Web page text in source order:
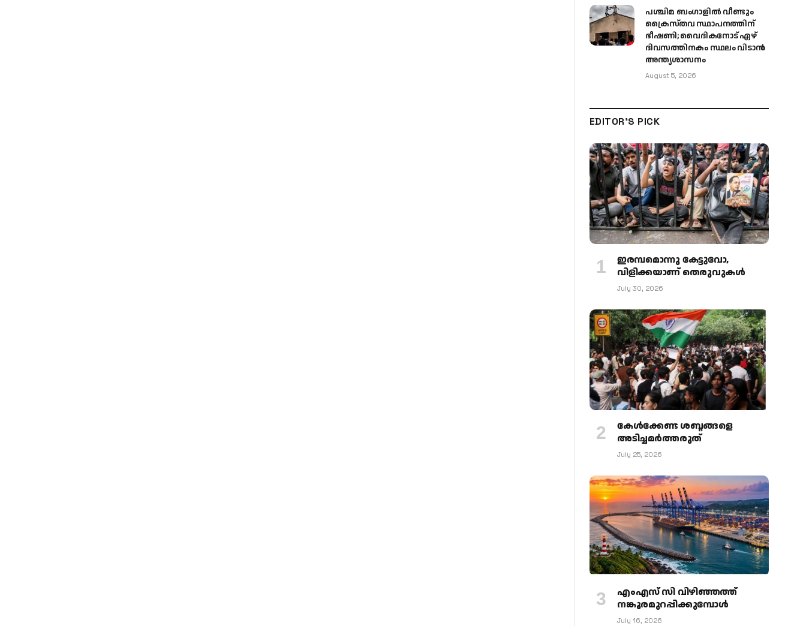
പശ്ചിമ ബംഗാളിൽ വീണ്ടും
ക്രൈസ്തവ സ്ഥാപനത്തിന്
ഭീഷണി; വൈദികനോട് ഏഴ്
ദിവസത്തിനകം സ്ഥലം വിടാൻ
അന്ത്യശാസനം
August 5, 2026
EDITOR'S PICK
ഇരമ്പമൊന്നു കേട്ടുവോ,
വിളിക്കയാണ് തെരുവുകള്‍
July 30, 2026
കേള്‍ക്കേണ്ട ശബ്ദങ്ങളെ
അടിച്ചമര്‍ത്തരുത്
July 25, 2026
എംഎസ് സി വിഴിഞ്ഞത്ത്
നങ്കൂരമുറപ്പിക്കുമ്പോള്‍
July 16, 2026